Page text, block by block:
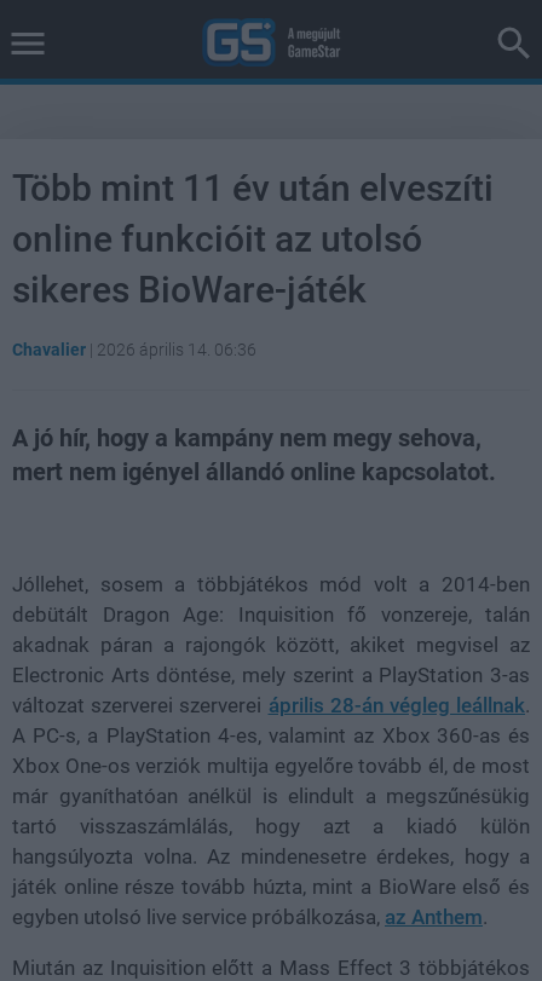
Több mint 11 év után elveszíti
online funkcióit az utolsó
sikeres BioWare-játék
Chavalier | 2026 április 14. 06:36
A jó hír, hogy a kampány nem megy sehova,
mert nem igényel állandó online kapcsolatot.
Jóllehet, sosem a többjátékos mód volt a 2014-ben
debütált Dragon Age: Inquisition fő vonzereje, talán
akadnak páran a rajongók között, akiket megvisel az
Electronic Arts döntése, mely szerint a PlayStation 3-as
változat szerverei szerverei április 28-án végleg leállnak.
A PC-s, a PlayStation 4-es, valamint az Xbox 360-as és
Xbox One-os verziók multija egyelőre tovább él, de most
már gyaníthatóan anélkül is elindult a megszűnésükig
tartó visszaszámlálás, hogy azt a kiadó külön
hangsúlyozta volna. Az mindenesetre érdekes, hogy a
játék online része tovább húzta, mint a BioWare első és
egyben utolsó live service próbálkozása, az Anthem.
Miután az Inquisition előtt a Mass Effect 3 többjátékos